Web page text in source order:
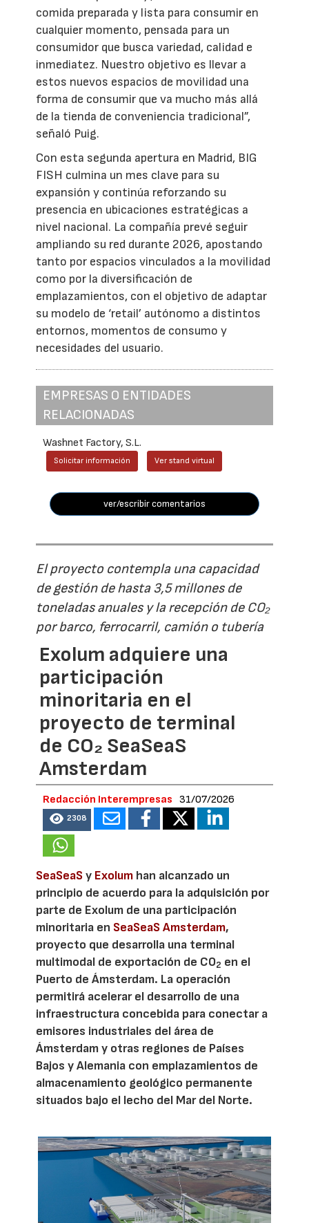
comida preparada y lista para consumir en
cualquier momento, pensada para un
consumidor que busca variedad, calidad e
inmediatez. Nuestro objetivo es llevar a
estos nuevos espacios de movilidad una
forma de consumir que va mucho más allá
de la tienda de conveniencia tradicional”,
señaló Puig.
Con esta segunda apertura en Madrid, BIG
FISH culmina un mes clave para su
expansión y continúa reforzando su
presencia en ubicaciones estratégicas a
nivel nacional. La compañía prevé seguir
ampliando su red durante 2026, apostando
tanto por espacios vinculados a la movilidad
como por la diversificación de
emplazamientos, con el objetivo de adaptar
su modelo de ‘retail’ autónomo a distintos
entornos, momentos de consumo y
necesidades del usuario.
EMPRESAS O ENTIDADES
RELACIONADAS
Washnet Factory, S.L.
Solicitar información Ver stand virtual
ver/escribir comentarios
El proyecto contempla una capacidad
de gestión de hasta 3,5 millones de
toneladas anuales y la recepción de CO₂
por barco, ferrocarril, camión o tubería
Exolum adquiere una
participación
minoritaria en el
proyecto de terminal
de CO₂ SeaSeaS
Amsterdam
Redacción Interempresas 31/07/2026
2308
SeaSeaSy Exolum han alcanzado un
principio de acuerdo para la adquisición por
parte de Exolum de una participación
minoritaria en SeaSeaS Amsterdam,
proyecto que desarrolla una terminal
multimodal de exportación de CO2 en el
Puerto de Ámsterdam. La operación
permitirá acelerar el desarrollo de una
infraestructura concebida para conectar a
emisores industriales del área de
Ámsterdam y otras regiones de Países
Bajos y Alemania con emplazamientos de
almacenamiento geológico permanente
situados bajo el lecho del Mar del Norte.